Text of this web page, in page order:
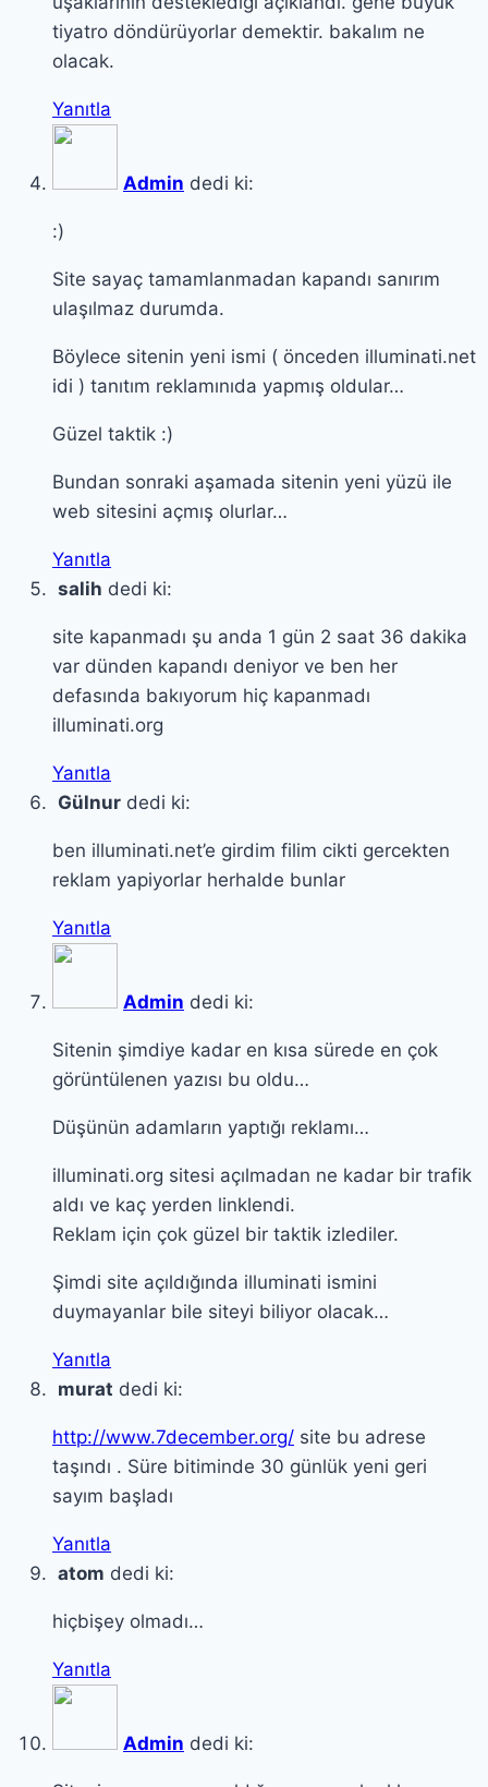
tiyatro döndürüyorlar demektir. bakalım ne
olacak.
Yanıtla
Admin dedi ki:
:)
Site sayaç tamamlanmadan kapandı sanırım
ulaşılmaz durumda.
Böylece sitenin yeni ismi ( önceden illuminati.net
idi ) tanıtım reklamınıda yapmış oldular…
Güzel taktik :)
Bundan sonraki aşamada sitenin yeni yüzü ile
web sitesini açmış olurlar…
Yanıtla
salih dedi ki:
site kapanmadı şu anda 1 gün 2 saat 36 dakika
var dünden kapandı deniyor ve ben her
defasında bakıyorum hiç kapanmadı
illuminati.org
Yanıtla
Gülnur dedi ki:
ben illuminati.net’e girdim filim cikti gercekten
reklam yapiyorlar herhalde bunlar
Yanıtla
Admin dedi ki:
Sitenin şimdiye kadar en kısa sürede en çok
görüntülenen yazısı bu oldu…
Düşünün adamların yaptığı reklamı…
illuminati.org sitesi açılmadan ne kadar bir trafik
aldı ve kaç yerden linklendi.
Reklam için çok güzel bir taktik izlediler.
Şimdi site açıldığında illuminati ismini
duymayanlar bile siteyi biliyor olacak…
Yanıtla
murat dedi ki:
http://www.7december.org/ site bu adrese
taşındı . Süre bitiminde 30 günlük yeni geri
sayım başladı
Yanıtla
atom dedi ki:
hiçbişey olmadı…
Yanıtla
Admin dedi ki: